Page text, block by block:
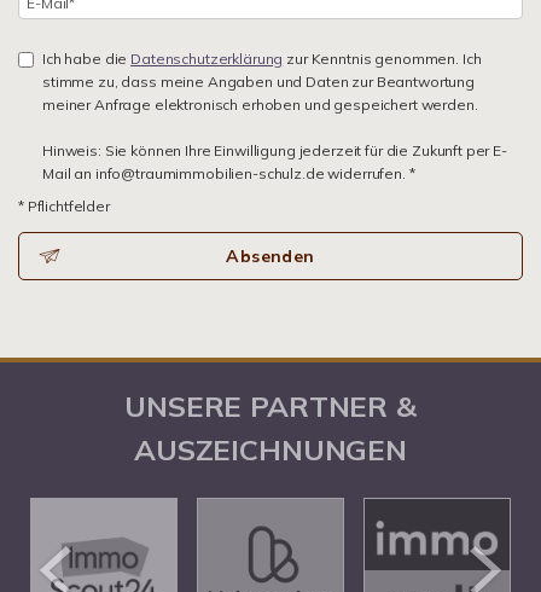
Ich habe die Datenschutzerklärung zur Kenntnis genommen. Ich
stimme zu, dass meine Angaben und Daten zur Beantwortung
meiner Anfrage elektronisch erhoben und gespeichert werden.
Hinweis: Sie können Ihre Einwilligung jederzeit für die Zukunft per E-
Mail an info@traumimmobilien-schulz.de widerrufen. *
* Pflichtfelder
Absenden
UNSERE PARTNER &
AUSZEICHNUNGEN